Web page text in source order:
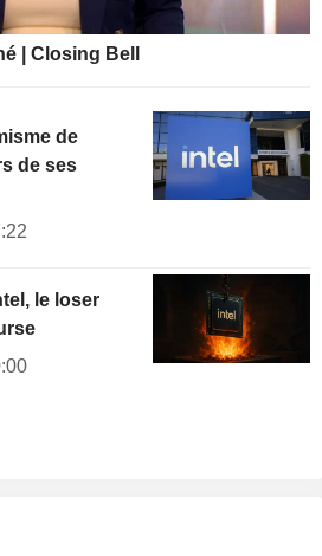
| Closing Bell
de
de ses
le loser